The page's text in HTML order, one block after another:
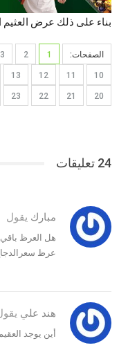
بناء على ذلك عرض العثيم
الصفحات: 1
2
3
10
11
12
13
20
21
22
23
24 تعليقات
مبارك يقول
هل العرظ
عرظ
هند علي
أين يوجد